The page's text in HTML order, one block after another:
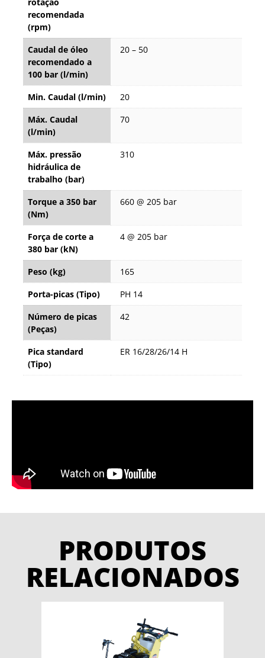
recomendada
(rpm)
Caudal de óleo
recomendado a
100 bar (l/min)
20 – 50
Min. Caudal (l/min)
20
Máx. Caudal
(l/min)
70
Máx. pressão
hidráulica de
trabalho (bar)
310
Torque a 350 bar
(Nm)
660 @ 205 bar
Força de corte a
380 bar (kN)
4 @ 205 bar
Peso (kg)
165
Porta-picas (Tipo)
PH 14
Número de picas
(Peças)
42
Pica standard
(Tipo)
ER 16/28/26/14 H
PRODUTOS
RELACIONADOS